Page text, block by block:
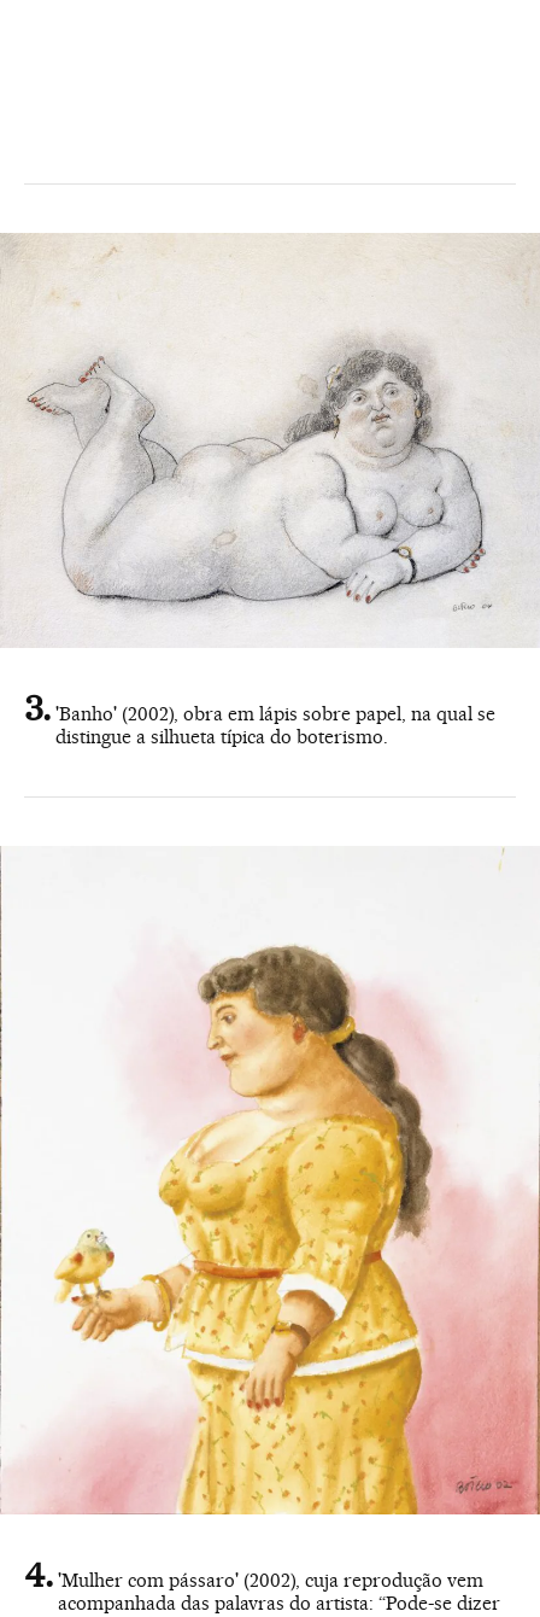
'Banho' (2002), obra em lápis sobre papel, na qual se
distingue a silhueta típica do boterismo.
'Mulher com pássaro' (2002), cuja reprodução vem
acompanhada das palavras do artista: “Pode-se dizer